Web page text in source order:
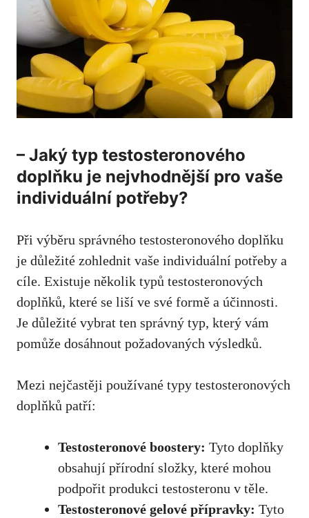
– Jaký typ testosteronového
doplňku je nejvhodnější pro‍ vaše
individuální potřeby?
Při výběru správného testosteronového doplňku⁢
je důležité zohlednit vaše individuální potřeby a
cíle. Existuje několik typů testosteronových
doplňků, které se liší ve své formě a účinnosti.⁤
Je důležité vybrat ⁣ten správný typ, který vám
pomůže dosáhnout požadovaných výsledků.
Mezi‌ nejčastěji používané typy⁢ testosteronových
doplňků patří:
Testosteronové boostery: Tyto doplňky
obsahují přírodní složky,‌ které mohou
podpořit produkci testosteronu v těle.
Testosteronové gelové přípravky: Tyto